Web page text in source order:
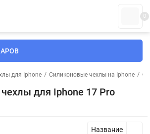
0
для Iphone / Силиконовые чехлы на Iphone /
для Iphone 17 Pro
Название